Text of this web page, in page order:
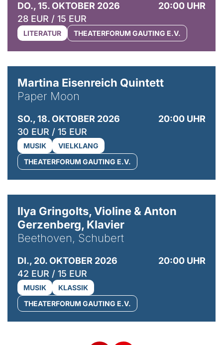
DO., 15. OKTOBER 2026
20:00 UHR
28 EUR / 15 EUR
LITERATUR THEATERFORUM GAUTING E.V.
Martina Eisenreich Quintett
Paper Moon
SO., 18. OKTOBER 2026
20:00 UHR
30 EUR / 15 EUR
MUSIK
VIELKLANG
THEATERFORUM GAUTING E.V.
Ilya Gringolts, Violine & Anton
Gerzenberg, Klavier
Beethoven, Schubert
DI., 20. OKTOBER 2026
20:00 UHR
42 EUR / 15 EUR
MUSIK
KLASSIK
THEATERFORUM GAUTING E.V.